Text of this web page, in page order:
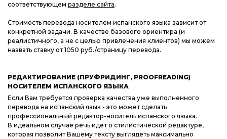
соответствующем разделе сайта.
Стоимость перевода носителем испанского языка зависит от
конкретной задачи. В качестве базового ориентира (и
реалистичного, а не с целью привлечения клиентов) мы можем
назвать ставку от 1050 руб./страницу перевода.
РЕДАКТИРОВАНИЕ (ПРУФРИДИНГ, PROOFREADING)
НОСИТЕЛЕМ ИСПАНСКОГО ЯЗЫКА
Если Вам требуется проверка качества уже выполненного
перевода на испанский язык - это может сделать
профессиональный редактор-носитель испанского языка.
В идеальном случае речь идёт о стилистической редактуре,
которая позволит Вашему тексту выглядеть максимально